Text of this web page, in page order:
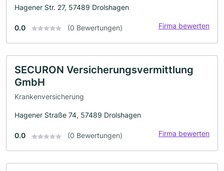
Hagener Str. 27, 57489 Drolshagen
0.0 (0 Bewertungen) Firma bewerten
SECURON Versicherungsvermittlung
GmbH
Krankenversicherung
Hagener Straße 74, 57489 Drolshagen
0.0 (0 Bewertungen) Firma bewerten